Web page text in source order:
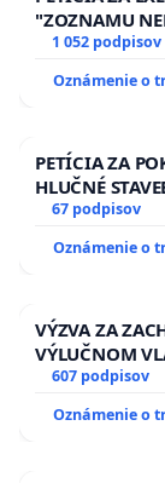
"ZOZNAMU
1 052 podpisov
Oznámenie o
PETÍCIA ZA
HLUČNÉ
13.00 HOD.,
HOD. A
67 podpisov
Oznámenie o
VÝZVA ZA
VÝLUČNOM
SLOVENSKEJ
kanálov na
607 podpisov
Oznámenie o